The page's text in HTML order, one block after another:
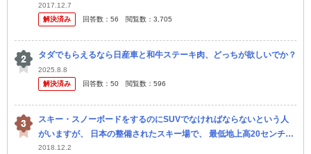
2017.12.7
解決済み
回答数： 56 閲覧数： 3,705
タダでもらえるなら日産車と和牛ステーキ肉、どっちが欲しいでか？
2025.8.8
解決済み
回答数： 50 閲覧数： 596
スキー・スノーボードをするのにSUVでなければならないという人
がいますが、 日本の整備されたスキー場で、 最低地上高20センチ以
上雪が積もって動けなくなるようなことあるんでしょうか？ まあ四
2018.12.2